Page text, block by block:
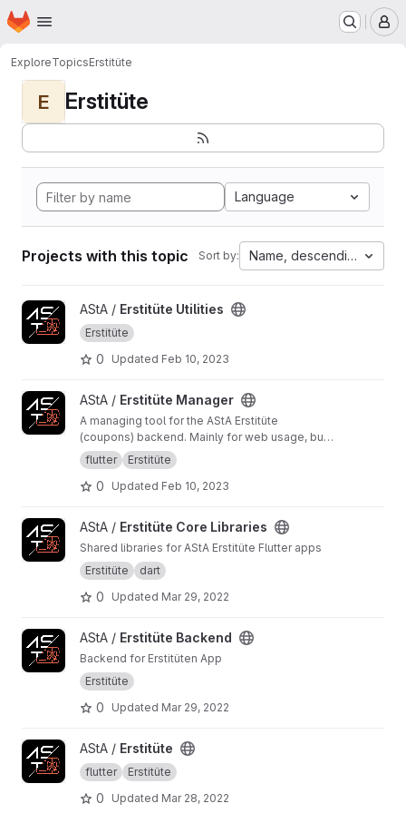
Skip to main content
Homepage
ExploreTopicsErstitüte
E Erstitüte
Language
Projects with this topic Sort by: Name, descending
View Erstitüte Utilities project
AStA / Erstitüte Utilities
Erstitüte
0 Updated Feb 10, 2023
View Erstitüte Manager project
AStA / Erstitüte Manager
A managing tool for the AStA Erstitüte
(coupons) backend. Mainly for web usage, but
theoretically portable to all platforms.
flutter Erstitüte
0 Updated Feb 10, 2023
View Erstitüte Core Libraries project
AStA / Erstitüte Core Libraries
Shared libraries for AStA Erstitüte Flutter apps
Erstitüte
dart
0 Updated Mar 29, 2022
View Erstitüte Backend project
AStA / Erstitüte Backend
Backend for Erstitüten App
Erstitüte
0 Updated Mar 29, 2022
View Erstitüte project
AStA / Erstitüte
flutter Erstitüte
0 Updated Mar 28, 2022